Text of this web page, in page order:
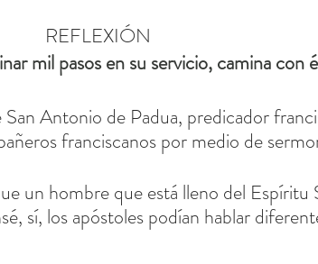
REFLEXIÓN
mil pasos en su servicio, camina con
Antonio de Padua, predicador
franciscanos por medio de
un hombre que está lleno del Espíritu
sí, los apóstoles podían hablar